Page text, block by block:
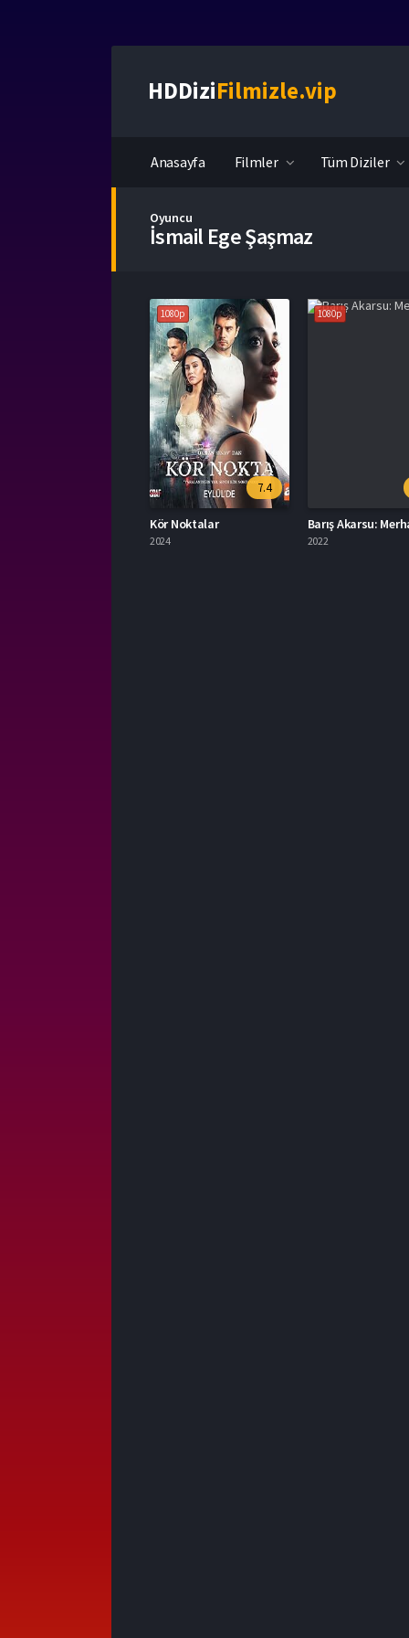
HDDiziFilmizle.vip
Anasayfa Filmler Tüm Diziler
Oyuncu
İsmail Ege Şaşmaz
1080p
7.4
Kör Noktalar
2024
1080p
Barış Akarsu:
2022